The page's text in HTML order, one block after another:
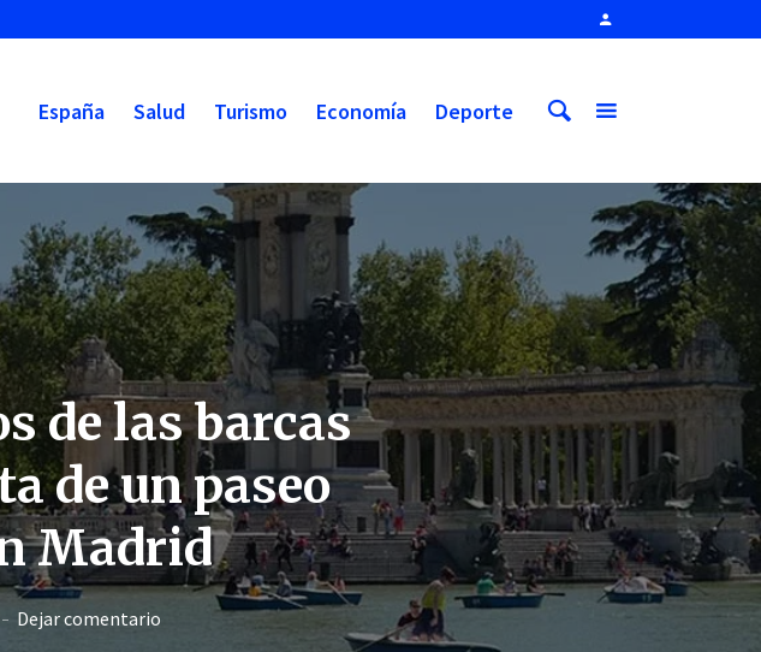
España Salud Turismo Economía Deporte
de las barcas
de un paseo
Madrid
Dejar comentario